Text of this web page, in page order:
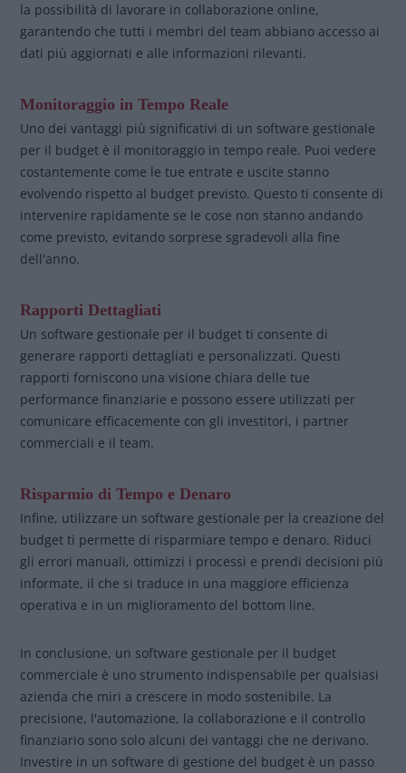
la possibilità di lavorare in collaborazione online,
garantendo che tutti i membri del team abbiano accesso ai
dati più aggiornati e alle informazioni rilevanti.
Monitoraggio in Tempo Reale
Uno dei vantaggi più significativi di un software gestionale
per il budget è il monitoraggio in tempo reale. Puoi vedere
costantemente come le tue entrate e uscite stanno
evolvendo rispetto al budget previsto. Questo ti consente di
intervenire rapidamente se le cose non stanno andando
come previsto, evitando sorprese sgradevoli alla fine
dell'anno.
Rapporti Dettagliati
Un software gestionale per il budget ti consente di
generare rapporti dettagliati e personalizzati. Questi
rapporti forniscono una visione chiara delle tue
performance finanziarie e possono essere utilizzati per
comunicare efficacemente con gli investitori, i partner
commerciali e il team.
Risparmio di Tempo e Denaro
Infine, utilizzare un software gestionale per la creazione del
budget ti permette di risparmiare tempo e denaro. Riduci
gli errori manuali, ottimizzi i processi e prendi decisioni più
informate, il che si traduce in una maggiore efficienza
operativa e in un miglioramento del bottom line.
In conclusione, un software gestionale per il budget
commerciale è uno strumento indispensabile per qualsiasi
azienda che miri a crescere in modo sostenibile. La
precisione, l'automazione, la collaborazione e il controllo
finanziario sono solo alcuni dei vantaggi che ne derivano.
Investire in un software di gestione del budget è un passo